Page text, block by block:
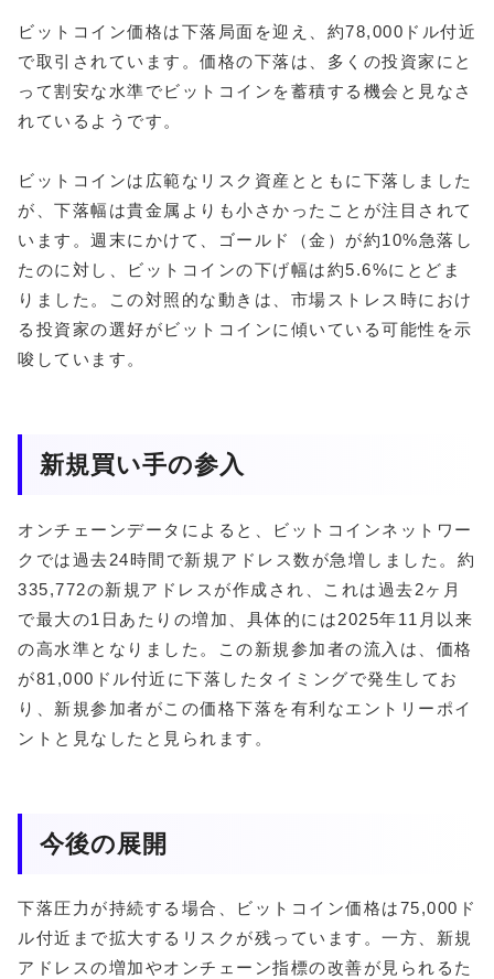
ビットコイン価格は下落局面を迎え、約78,000ドル付近
で取引されています。価格の下落は、多くの投資家にと
って割安な水準でビットコインを蓄積する機会と見なさ
れているようです。
ビットコインは広範なリスク資産とともに下落しました
が、下落幅は貴金属よりも小さかったことが注目されて
います。週末にかけて、ゴールド（金）が約10%急落し
たのに対し、ビットコインの下げ幅は約5.6%にとどま
りました。この対照的な動きは、市場ストレス時におけ
る投資家の選好がビットコインに傾いている可能性を示
唆しています。
新規買い手の参入
オンチェーンデータによると、ビットコインネットワー
クでは過去24時間で新規アドレス数が急増しました。約
335,772の新規アドレスが作成され、これは過去2ヶ月
で最大の1日あたりの増加、具体的には2025年11月以来
の高水準となりました。この新規参加者の流入は、価格
が81,000ドル付近に下落したタイミングで発生してお
り、新規参加者がこの価格下落を有利なエントリーポイ
ントと見なしたと見られます。
今後の展開
下落圧力が持続する場合、ビットコイン価格は75,000ド
ル付近まで拡大するリスクが残っています。一方、新規
アドレスの増加やオンチェーン指標の改善が見られるた